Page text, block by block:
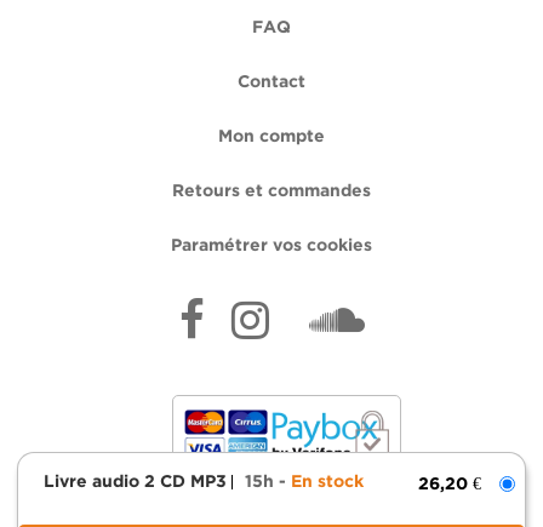
Livre audio 2 CD MP3 15h En stock 26,20 €
FAQ
Contact
Mon compte
Retours et commandes
Paramétrer vos cookies